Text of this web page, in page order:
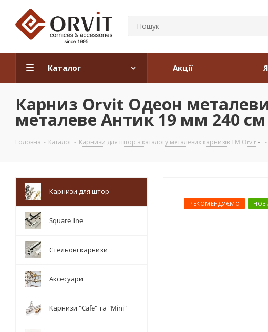
Каталог Акції
Карниз Orvit Одеон
металеве Антик 19 мм 240 см
Головна - Каталог - Карнизи для штор з каталогу металевих карнизів TM Orvit -
РЕКОМЕНДУЄМО
Карнизи для штор
Square line
Стельові карнизи
Аксесуари
Карнизи "Cafe" та "Mini"